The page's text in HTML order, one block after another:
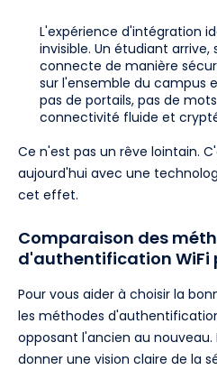
L'expérience d'intégration
invisible. Un étudiant arrive,
connecte de manière
sur l'ensemble du campus
pas de portails, pas de
connectivité fluide et
Ce n'est pas un rêve lointain.
aujourd'hui avec une
cet effet.
Comparaison des
d'authentification WiFi
Pour vous aider à choisir la
les méthodes
opposant l'ancien au
donner une vision claire de la